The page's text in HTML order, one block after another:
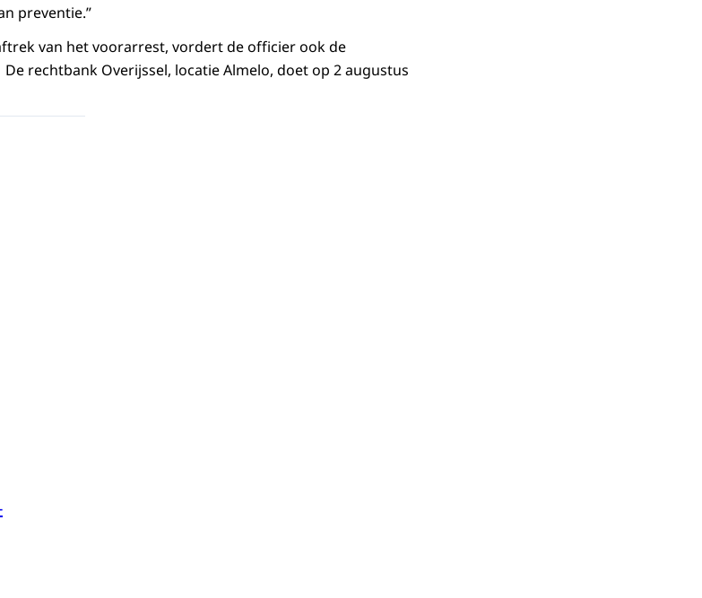
preventie.”
van het voorarrest, vordert de officier ook de
rechtbank Overijssel, locatie Almelo, doet op 2 augustus